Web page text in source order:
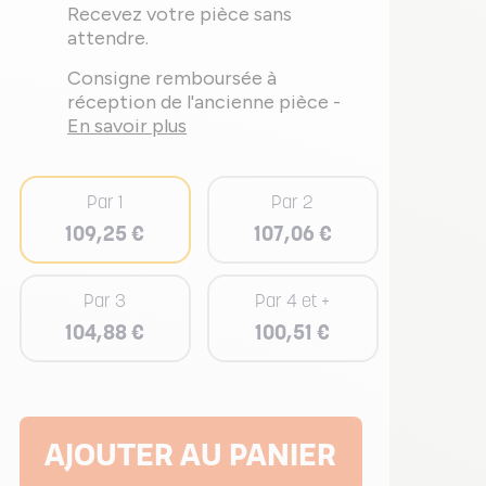
Recevez votre pièce sans
attendre.
Consigne remboursée à
réception de l'ancienne pièce -
En savoir plus
Par 1
109,25 €
Par 2
107,06 €
Par 3
104,88 €
Par 4 et +
100,51 €
AJOUTER AU PANIER